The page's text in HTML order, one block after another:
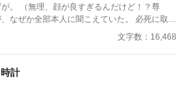
ど！？尊
。 暴走する脳内実況を止めるたび、旦那様は
どいい」 いや全
て騒がしい新婚生活、開幕。
文字数：16,468
計